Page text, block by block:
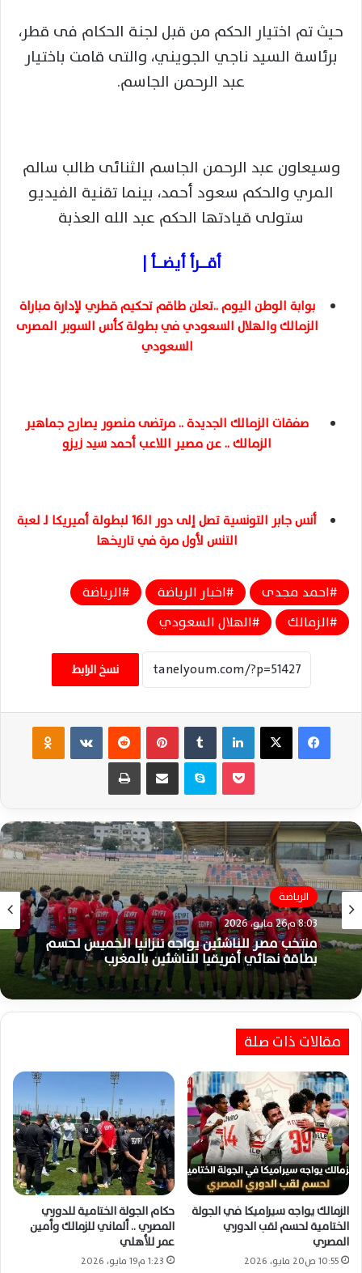
حيث تم اختيار الحكم من قبل لجنة الحكام فى قطر،
برئاسة السيد ناجي الجويني، والتى قامت باختيار
عبد الرحمن الجاسم.
وسيعاون عبد الرحمن الجاسم الثنائى طالب سالم
المري والحكم سعود أحمد، بينما تقنية الفيديو
ستولى قيادتها الحكم عبد الله العذبة
أقـــــرأ أيضــــأ |
بوابة الوطن اليوم ..تعلن طاقم تحكيم قطري لإدارة مباراة
الزمالك والهلال السعودي في بطولة كأس السوبر المصرى
السعودي
صفقات الزمالك الجديدة .. مرتضى منصور يصارح جماهير
الزمالك .. عن مصير اللاعب أحمد سيد زيزو
أنس جابر التونسية تصل إلى دور الـ16 لبطولة أميريكا لـ لعبة
التنس لأول مرة في تاريخها
احمد مجدى اخبار الرياضة
الرياضة
الزمالك
الهلال السعودي
نسخ الرابط
فيسبوك ‫X لينكدإن بينتيريست ‏VKontakte
سكايب مشاركة عبر البريد طباعة
الرياضة
8:03 م26 مايو، 2026
منتخب مصر للناشئين يواجه تنزانيا الخميس لحسم
بطاقة نهائي أفريقيا للناشئين بالمغرب
الزمالك
3:41 م25 مايو، 2026
الزمالك يوجه الشكر للمهنئين بعد التتويج
التاريخي بالدوري المصري الممتاز
مقالات ذات صلة
الزمالك يواجه سيراميكا في الجولة
الختامية لحسم لقب الدوري
المصري
10:55 ص20 مايو، 2026
حكام الجولة الختامية للدوري
المصري .. ألماني للزمالك وأمين
عمر للأهلي
1:23 م19 مايو، 2026